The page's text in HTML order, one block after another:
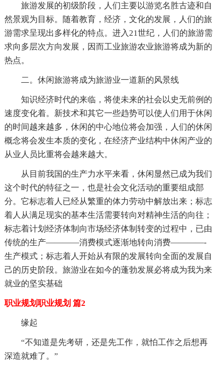
旅游发展的初级阶段，人们主要以游览名胜古迹和自
然景观为目标。随着教育，经济，文化的发展，人们的旅
游需求呈现出多样化的特点。进入21世纪，人们的旅游需
求向多层次方向发展，因而工业旅游农业旅游将成为新的
热点。
二。休闲旅游将成为旅游业一道新的风景线
知识经济时代的来临，将使未来的社会以史无前例的
速度变化着。新技术和其它一些趋势可以使人们用于休闲
的时间越来越多，休闲的中心地位将会加强，人们的休闲
概念将会发生本质的变化，在经济产业结构中休闲产业的
从业人员比重将会越来越大。
从目前我国的生产力水平来看，休闲显然已成为我们
这个时代的特征之一，也是社会文化活动的重要组成部
分。它标志着人已经从繁重的体力劳动中解放出来；标志
着人从满足现实的基本生活需要转向对精神生活的向往；
标志着计划经济体制向市场经济体制转变的过程中，已由
传统的生产————消费模式逐渐地转向消费————-
生产模式；标志着人开始从有限的发展转向全面的发展自
己的历史阶段。旅游业在如今的蓬勃发展必将成为我为来
就业的坚实基础
职业规划职业规划 篇2
缘起
“不知道是先考研，还是先工作，就怕工作之后想再
深造就难了。”